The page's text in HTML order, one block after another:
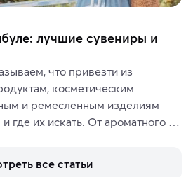
лучшие сувениры и
что привезти из
косметическим
и ремесленным изделиям
где их искать. От ароматного
в подарок близким или себе на
все статьи